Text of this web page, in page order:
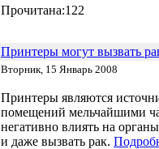
Прочитана:122
Принтеры могут вызвать
Вторник, 15 Январь 2008
Принтеры являются
помещений мельчайшими
негативно влиять на
и даже вызвать рак.